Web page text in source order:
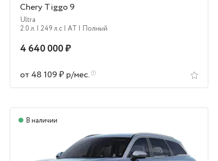
Chery Tiggo 9
Ultra
2.0 л. | 249 л.c | AT | Полный
4 640 000 ₽
от 48 109 ₽ р/мес.
В наличии